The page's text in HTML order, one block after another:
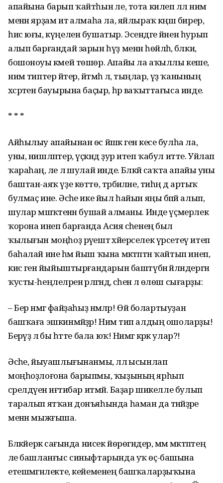
апайына барып ҡайтһын әле, тота килеп әллә нимә
менән ярҙам итә алмаһа ла, яйлыраҡ кәңәш бирер,
һис юғы, күңелен бушатыр. Эсендәге йәнен һурып
алып барғандай зарын һүҙ менән һөйләһә, бәлки,
бошоноуы кәмей төшөр. Апайы ла аҡыллы кеше,
нимә типтер әйтер, әйтмәһә лә, тыңлар, үҙ ҡанының
хәсрәтен бауырына баҫыр, һәр ваҡыттағыса инде.
* * *
Айһылыу апайынан өс йәшкә генә кесе булһа ла,
уны, нишләптер, үҫкәндә ҙур итеп ҡабул итте. Уйлап
ҡараһаң, әле лә шулай инде. Бәләкәй саҡта апайы уны
баштан-аяҡ үҙе көттө, тәрбиәләне, тиһәң дә артыҡ
булмаҫ ине. Әсәһе ике йыл һайын яңы бәпәй алып,
шулар мәшәҡәтенән бушай алманы. Инде үҫмерлек
ҡорона инеп барғанда Асия әсәһенең был
ҡылығын моңһоҙ рәүештә хәйерселек үрсетеү итеп
баһалай ине һәм йыш ҡына мәктәптән ҡайтып инеп,
кисә генә йыйыштырғандарын баштүбән әйләндергән
ҡусты-һеңлеләрен әрләгәндә, әсәһенә лә өлөш сығарҙы:
– Бер нәмәгә файҙаһыҙ нәмәләр! Өй болартыуҙан
башҡаға эшкинмәйҙәр! Нимә тип алдың ошоларҙы!
Берәүҙә лә бы һәтте бала юҡ! Нимәгә кәрәк улар?!
Әсәһе, йыуашлығынанмы, әллә ысынлап
моңһоҙлоғона барыпмы, ҡыҙының ярһып
сәрелдәүенә иғтибар итмәй. Баҙар шикелле булып
таралып ятҡан донъяһында һаман да тәнәйҙәре
менән мыжғыша.
Бәләкәйерәк сағында нисек йөрөгәндер, әммә мәктәптең
әле башланғыс синыфтарында уҡ өҫ-башына
етешмәгәнлекте, кейеменең башҡаларҙыҡына